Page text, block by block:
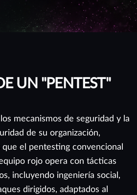
UN "PENTEST"
mecanismos de seguridad y la
de su organización,
el pentesting convencional
rojo opera con tácticas
incluyendo ingeniería social,
dirigidos, adaptados al